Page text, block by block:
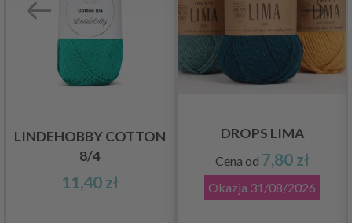
LINDEHOBBY COTTON
8/4
11,40 zł
DROPS LIMA
Cena od 7,80 zł
Okazja 31/08/2026